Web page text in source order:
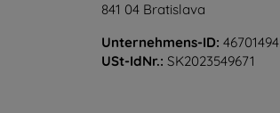
841 04 Bratislava
Unternehmens-ID: 46701494
USt-IdNr.: SK2023549671